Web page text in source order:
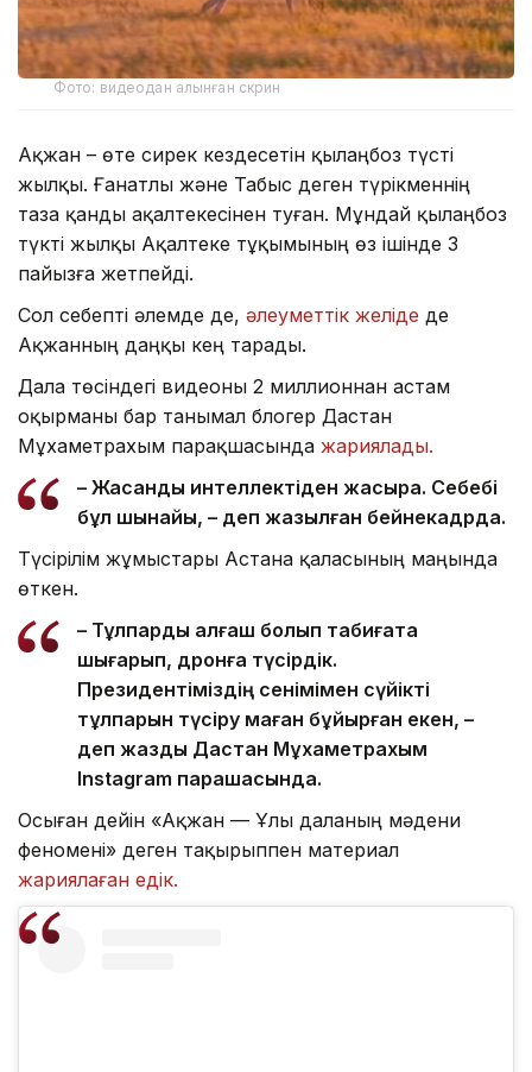
Фото: видеодан алынған скрин
Ақжан – өте сирек кездесетін қылаңбоз түсті
жылқы. Ғанатлы және Табыс деген түрікменнің
таза қанды ақалтекесінен туған. Мұндай қылаңбоз
түкті жылқы Ақалтеке тұқымының өз ішінде 3
пайызға жетпейді.
Сол себепті әлемде де, әлеуметтік желіде де
Ақжанның даңқы кең тарады.
Дала төсіндегі видеоны 2 миллионнан астам
оқырманы бар танымал блогер Дастан
Мұхаметрахым парақшасында жариялады.
– Жасанды интеллектіден жақсырақ. Себебі
бұл шынайы, – деп жазылған бейнекадрда.
Түсірілім жұмыстары Астана қаласының маңында
өткен.
– Тұлпарды алғаш болып табиғатқа
шығарып, дронға түсірдік.
Президентіміздің сенімімен сүйікті
тұлпарын түсіру маған бұйырған екен, –
деп жазды Дастан Мұхаметрахым
Instagram парақшасында.
Осыған дейін «Ақжан — Ұлы даланың мәдени
феномені» деген тақырыппен материал
жариялаған едік.